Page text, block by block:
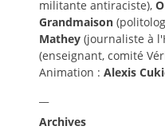
militante antiraciste),
Grandmaison
Mathey (journaliste à
(enseignant, comité
Animation : Alexis
Archives